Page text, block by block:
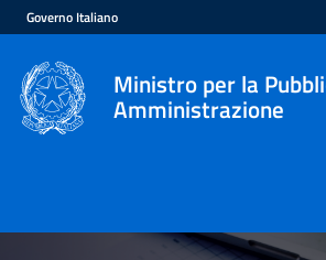
Governo Italiano
Ministro per la
Amministrazione